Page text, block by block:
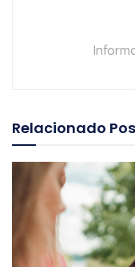
Relacionado